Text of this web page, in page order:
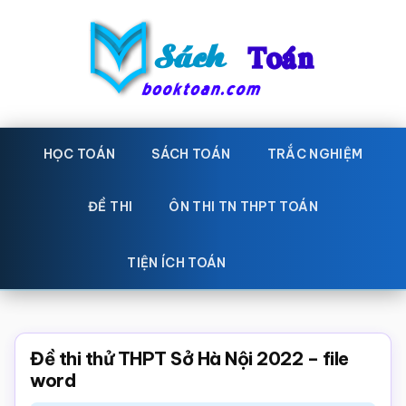
Sách
Toán
toán
Học
toán,
giáo
Toán,
trắc
HỌC TOÁN SÁCH TOÁN TRẮC NGHIỆM
ĐỀ THI ÔN THI TN THPT TOÁN
TIỆN ÍCH TOÁN
Đề thi thử THPT Sở Hà Nội 2022 – file
word